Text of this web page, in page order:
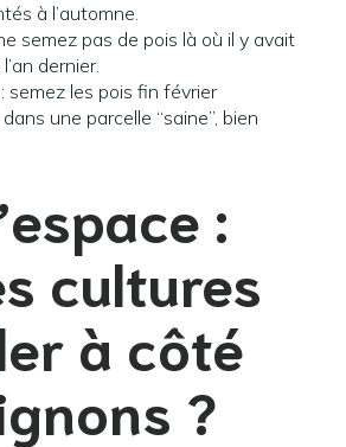
à l’automne.
semez pas de pois là où il y avait
dernier.
: semez les pois fin février
une parcelle “saine”, bien
:
cultures
à côté
?